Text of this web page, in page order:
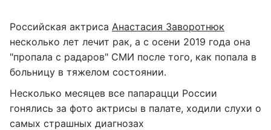
Российская актриса Анастасия Заворотнюк
несколько лет лечит рак, а с осени 2019 года она
"пропала с радаров" СМИ после того, как попала в
больницу в тяжелом состоянии.
Несколько месяцев все папарацци России
гонялись за фото актрисы в палате, ходили слухи о
самых страшных диагнозах